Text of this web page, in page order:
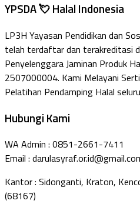
YPSDA 💘 Halal Indonesia
LP3H Yayasan Pendidikan dan
telah terdaftar dan terakreditasi
Penyelenggara Jaminan Produk
2507000004. Kami Melayani
Pelatihan Pendamping Halal
Hubungi Kami
WA Admin : 0851-2661-7411
Email :
Kantor : Sidonganti, Kraton,
(68167)